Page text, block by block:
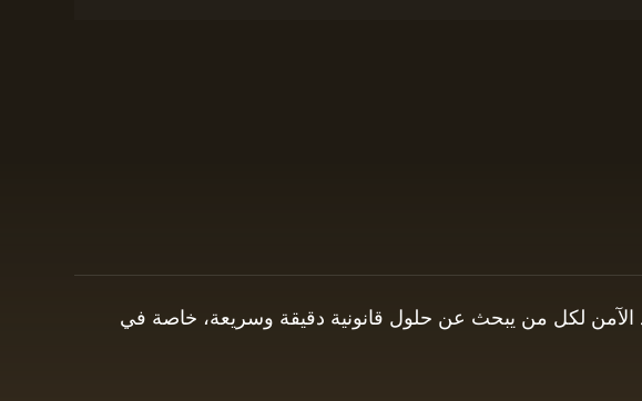
الآمن لكل من يبحث عن حلول قانونية دقيقة وسريعة، خاصة في